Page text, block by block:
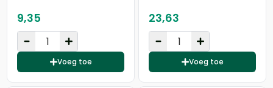
9,35
Voeg toe
23,63
Voeg toe